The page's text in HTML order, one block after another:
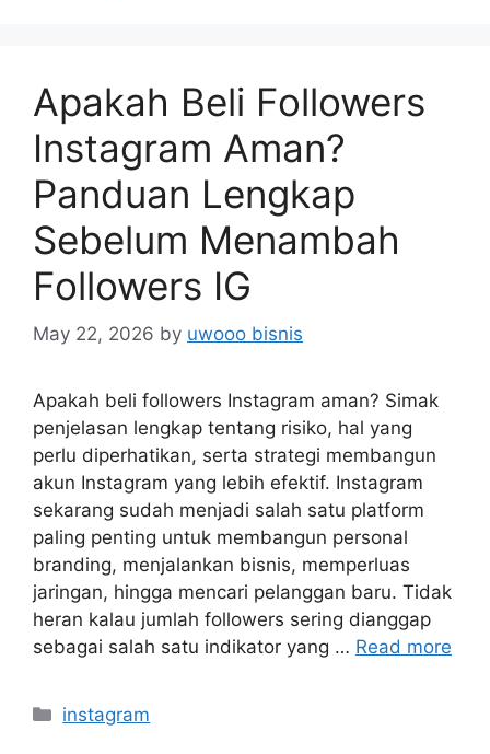
Apakah Beli Followers
Instagram Aman?
Panduan Lengkap
Sebelum Menambah
Followers IG
May 22, 2026 by uwooo bisnis
Apakah beli followers Instagram aman? Simak
penjelasan lengkap tentang risiko, hal yang
perlu diperhatikan, serta strategi membangun
akun Instagram yang lebih efektif. Instagram
sekarang sudah menjadi salah satu platform
paling penting untuk membangun personal
branding, menjalankan bisnis, memperluas
jaringan, hingga mencari pelanggan baru. Tidak
heran kalau jumlah followers sering dianggap
sebagai salah satu indikator yang … Read more
Categories
instagram